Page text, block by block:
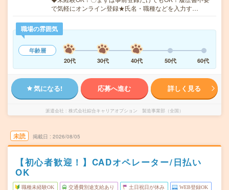
で気軽にオンライン登録★氏名・職種などを入力す…
職場の雰囲気
年齢層
20代
30代 40代 50代 60代
気になる! 応募へ進む 詳しく見る
派遣会社 株式会社綜合キャリアオプション 製造事業部（全国）
未読 掲載日 2026/08/05
【初心者歓迎！】CADオペレーター/日払い
OK
職種未経験OK 交通費別途支給あり 土日祝日が休み WEB登録OK